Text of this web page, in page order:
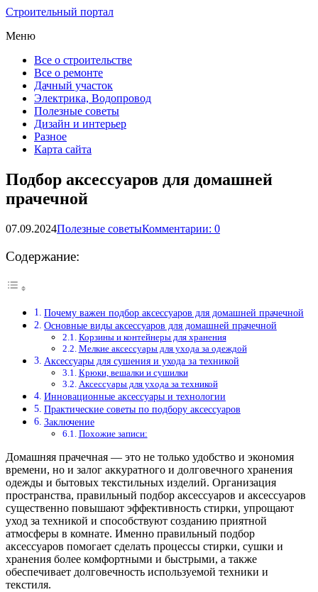
Строительный портал
Меню
Все о строительстве
Все о ремонте
Дачный участок
Электрика, Водопровод
Полезные советы
Дизайн и интерьер
Разное
Карта сайта
Подбор аксессуаров для домашней
прачечной
07.09.2024Полезные советыКомментарии: 0
Содержание:
Почему важен подбор аксессуаров для домашней прачечной
Основные виды аксессуаров для домашней прачечной
Корзины и контейнеры для хранения
Мелкие аксессуары для ухода за одеждой
Аксессуары для сушения и ухода за техникой
Крюки, вешалки и сушилки
Аксессуары для ухода за техникой
Инновационные аксессуары и технологии
Практические советы по подбору аксессуаров
Заключение
Похожие записи:
Домашняя прачечная — это не только удобство и экономия
времени, но и залог аккуратного и долговечного хранения
одежды и бытовых текстильных изделий. Организация
пространства, правильный подбор аксессуаров и аксессуаров
существенно повышают эффективность стирки, упрощают
уход за техникой и способствуют созданию приятной
атмосферы в комнате. Именно правильный подбор
аксессуаров помогает сделать процессы стирки, сушки и
хранения более комфортными и быстрыми, а также
обеспечивает долговечность используемой техники и
текстиля.